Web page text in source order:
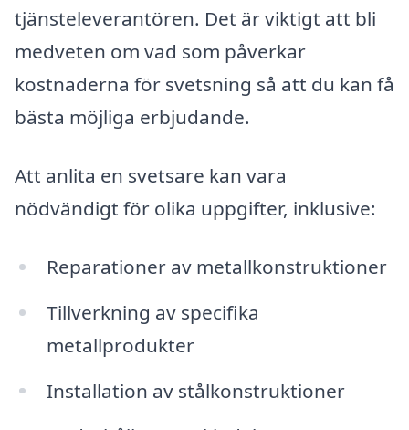
tjänsteleverantören. Det är viktigt att bli
medveten om vad som påverkar
kostnaderna för svetsning så att du kan få
bästa möjliga erbjudande.
Att anlita en svetsare kan vara
nödvändigt för olika uppgifter, inklusive:
Reparationer av metallkonstruktioner
Tillverkning av specifika
metallprodukter
Installation av stålkonstruktioner